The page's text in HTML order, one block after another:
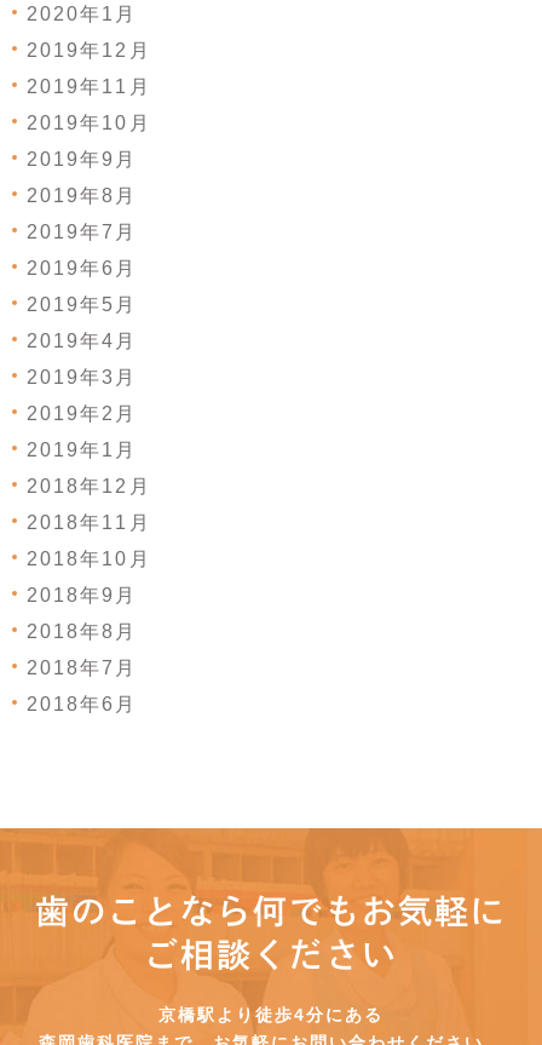
2020年1月
2019年12月
2019年11月
2019年10月
2019年9月
2019年8月
2019年7月
2019年6月
2019年5月
2019年4月
2019年3月
2019年2月
2019年1月
2018年12月
2018年11月
2018年10月
2018年9月
2018年8月
2018年7月
2018年6月
歯のことなら何でもお気軽に
ご相談ください
京橋駅より徒歩4分にある